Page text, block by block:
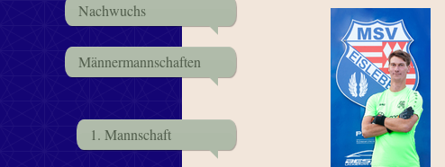
Nachwuchs
Männermannschaften
1. Mannschaft